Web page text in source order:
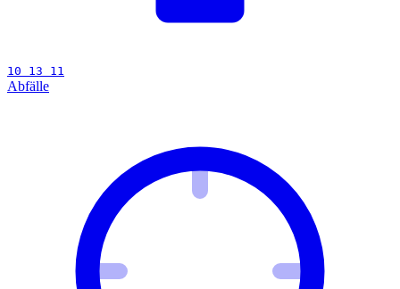
10 13 11
Abfälle